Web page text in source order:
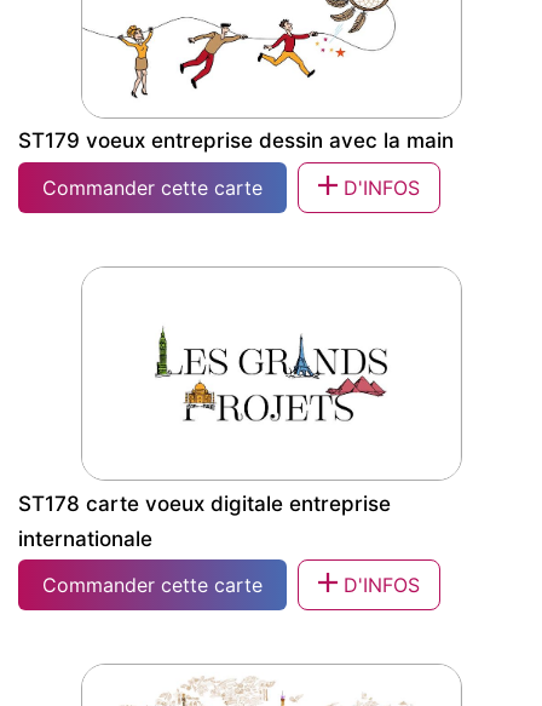
main
ST179 voeux entreprise dessin avec la main
Commander cette carte
D'INFOS
internationale
ST178 carte voeux digitale entreprise
internationale
Commander cette carte
D'INFOS